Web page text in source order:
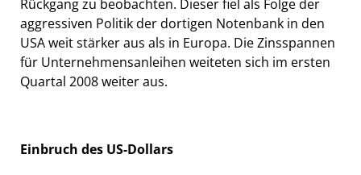
Rückgang zu beobachten. Dieser fiel als Folge der
aggressiven Politik der dortigen Notenbank in den
USA weit stärker aus als in Europa. Die Zinsspannen
für Unternehmensanleihen weiteten sich im ersten
Quartal 2008 weiter aus.
Einbruch des US-Dollars